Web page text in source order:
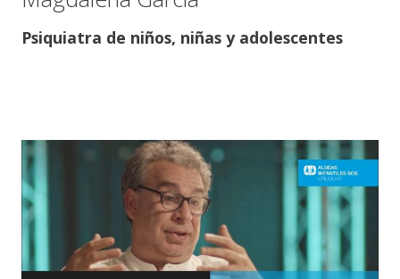
Psiquiatra de niños, niñas y adolescentes